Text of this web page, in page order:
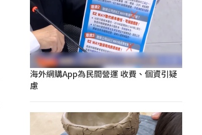
海外網購App為民間營運 收費、個資引疑
慮